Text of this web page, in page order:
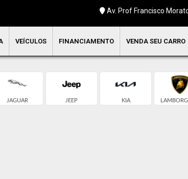
Av. Prof Francisco
VEÍCULOS FINANCIAMENTO VENDA SEU CARRO
JAGUAR JEEP KIA